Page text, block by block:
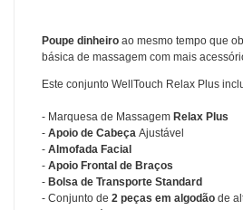
Poupe dinheiro ao mesmo tempo que
básica de massagem com mais
Este conjunto WellTouch Relax Plus
- Marquesa de Massagem Relax Plus
- Apoio de Cabeça Ajustável
- Almofada Facial
- Apoio Frontal de Braços
- Bolsa de Transporte Standard
- Conjunto de 2 peças em algodão de